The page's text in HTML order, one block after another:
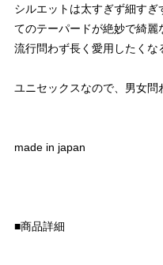
シルエットは太すぎず細す
てのテーパードが絶妙で綺麗
流行問わず長く愛用したくな
ユニセックスなので、男女問
made in japan
■商品詳細